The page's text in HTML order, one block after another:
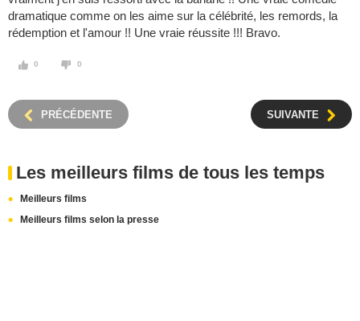
dramatique comme on les aime sur la célébrité, les remords, la
rédemption et l'amour !! Une vraie réussite !!! Bravo.
0 0
PRÉCÉDENTE SUIVANTE
Les meilleurs films de tous les temps
Meilleurs films
Meilleurs films selon la presse